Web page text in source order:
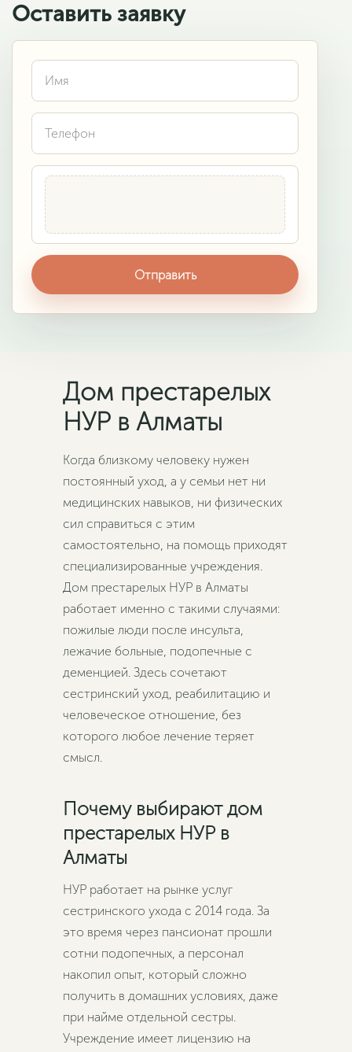
Оставить заявку
Отправить
Дом престарелых
НУР в Алматы
Когда близкому человеку нужен
постоянный уход, а у семьи нет ни
медицинских навыков, ни физических
сил справиться с этим
самостоятельно, на помощь приходят
специализированные учреждения.
Дом престарелых НУР в Алматы
работает именно с такими случаями:
пожилые люди после инсульта,
лежачие больные, подопечные с
деменцией. Здесь сочетают
сестринский уход, реабилитацию и
человеческое отношение, без
которого любое лечение теряет
смысл.
Почему выбирают дом
престарелых НУР в
Алматы
НУР работает на рынке услуг
сестринского ухода с 2014 года. За
это время через пансионат прошли
сотни подопечных, а персонал
накопил опыт, который сложно
получить в домашних условиях, даже
при найме отдельной сестры.
Учреждение имеет лицензию на